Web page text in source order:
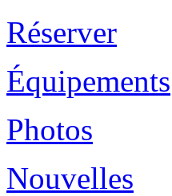
Réserver
Équipements
Photos
Nouvelles